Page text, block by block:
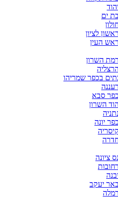
ים
לציון
העין
השרון
בתים בכפר שמריהו
סבא
השרון
יונה
ציונה
יעקב